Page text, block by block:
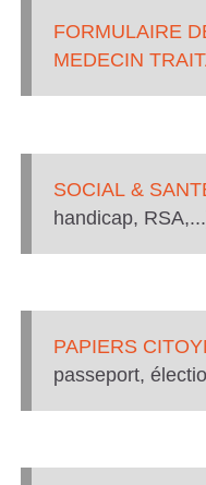
FORMULAIRE
MEDECIN
SOCIAL & SAN
handicap,
PAPIERS
passeport,